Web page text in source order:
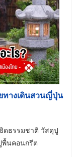
ทางเดินสวนญี่ปุ่น
ดธรรมชาติ วัสดุปู
นคอนกรีต